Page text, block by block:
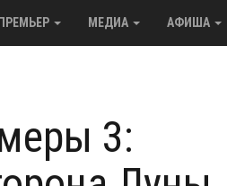
МЕДИА АФИША
3: